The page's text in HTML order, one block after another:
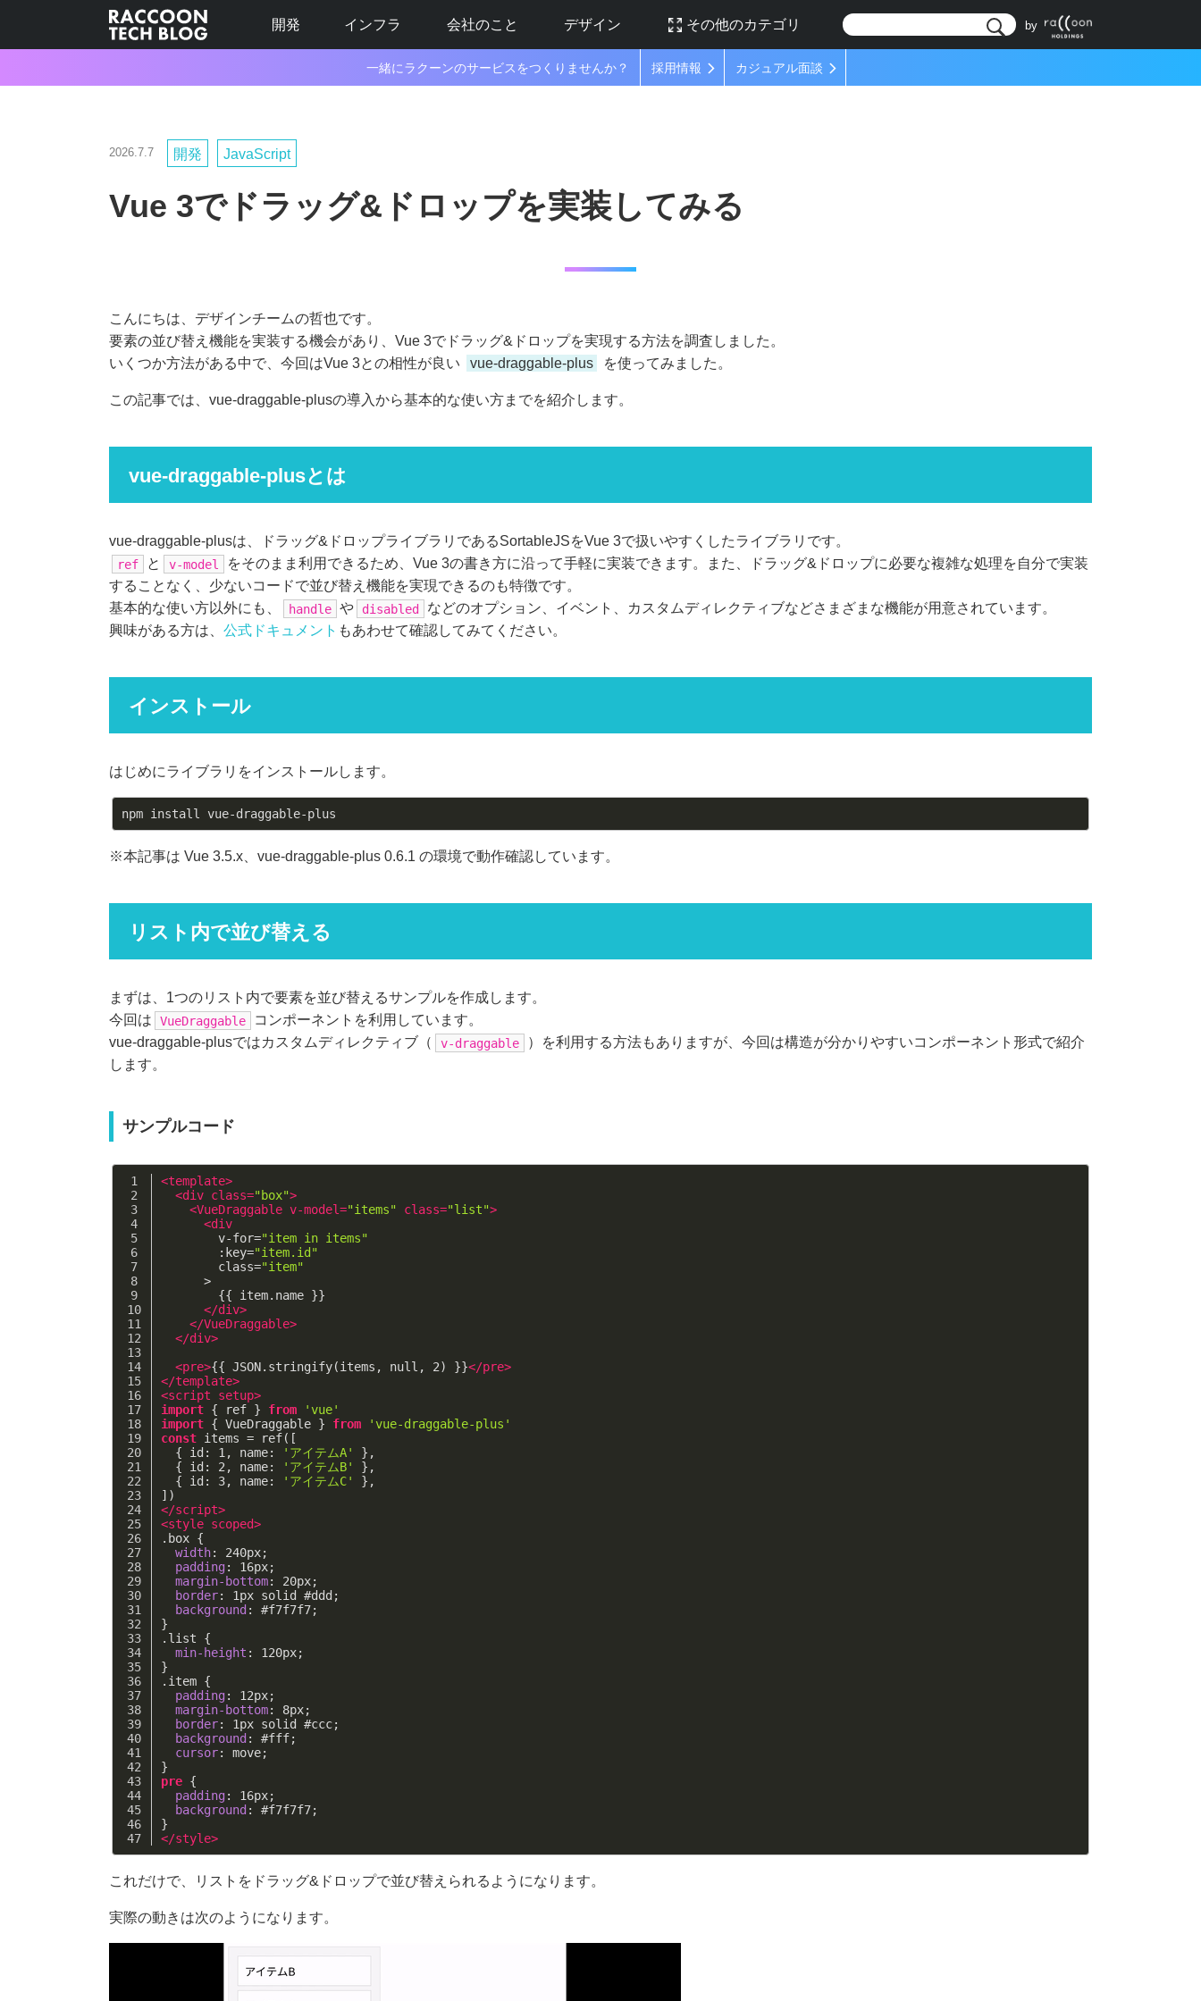
開発 インフラ 会社のこと デザイン その他のカテゴリ by
一緒にラクーンのサービスをつくりませんか？ 採用情報 カジュアル面談
2026.7.7 開発 JavaScript
Vue 3でドラッグ&ドロップを実装してみる
こんにちは、デザインチームの哲也です。
要素の並び替え機能を実装する機会があり、Vue 3でドラッグ&ドロップを実現する方法を調査しました。
いくつか方法がある中で、今回はVue 3との相性が良い
vue-draggable-plus を使ってみました。
この記事では、vue-draggable-plusの導入から基本的な使い方までを紹介します。
vue-draggable-plusとは
vue-draggable-plusは、ドラッグ&ドロップライブラリであるSortableJSをVue 3で扱いやすくしたライブラリです。
ref と v-model
をそのまま利用できるため、Vue 3の書き方に沿って手軽に実装できます。また、ドラッグ&ドロップに必要な複雑な処理を自分で実装
することなく、少ないコードで並び替え機能を実現できるのも特徴です。
基本的な使い方以外にも、
handle や disabled
などのオプション、イベント、カスタムディレクティブなどさまざまな機能が用意されています。
興味がある方は、 公式ドキュメント もあわせて確認してみてください。
インストール
はじめにライブラリをインストールします。
※本記事は Vue 3.5.x、vue-draggable-plus 0.6.1 の環境で動作確認しています。
リスト内で並び替える
まずは、1つのリスト内で要素を並び替えるサンプルを作成します。
今回は
VueDraggable
コンポーネントを利用しています。
vue-draggable-plusではカスタムディレクティブ（
v-draggable
）を利用する方法もありますが、今回は構造が分かりやすいコンポーネント形式で紹介
します。
サンプルコード
<template>
<div class="box">
<VueDraggable v-model="items" class="list">
<div
v-for="item in items"
:key="item.id"
class="item"
      >
        {{ item.name }}
</div>
</VueDraggable>
</div>
<pre>{{ JSON.stringify(items, null, 2) }}</pre>
</template>
<script setup>
import { ref } from
'vue'
import { VueDraggable } from
'vue-draggable-plus'
const items = ref([
  {
id : 1 , name: 'アイテムA'
},
  {
id : 2 , name: 'アイテムB'
},
  {
id : 3, name: 'アイテムC'
},
])
</script>
<style scoped>
.box {
width: 240px;
padding : 16px;
margin-bottom: 20px;
border: 1px solid #ddd ;
background : #f7f7f7;
}
.list {
min-height : 120px;
}
.item {
padding : 12px;
margin-bottom: 8px;
border: 1px solid #ccc;
background : #fff;
cursor: move;
}
pre {
padding : 16px;
background : #f7f7f7;
}
</style>
これだけで、リストをドラッグ&ドロップで並び替えられるようになります。
実際の動きは次のようになります。